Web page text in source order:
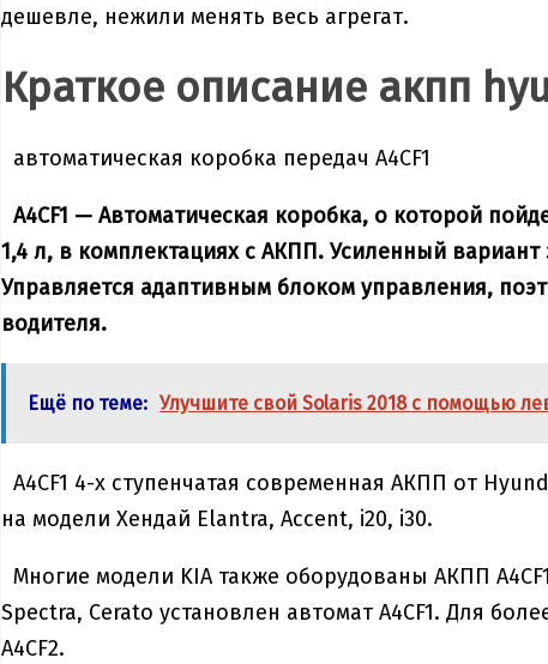
дешевле, нежили менять весь агрегат.
Краткое описание акпп
автоматическая коробка передач A4CF1
A4CF1 — Автоматическая коробка, о которой
1,4 л, в комплектациях с АКПП. Усиленный
Управляется адаптивным блоком управления,
водителя.
Ещё по теме: Улучшите свой Solaris 2018 с помощью
A4CF1 4-х ступенчатая современная АКПП от
на модели Хендай Elantra, Accent, i20, i30.
Многие модели KIA также оборудованы АКПП
Spectra, Cerato установлен автомат A4CF1. Для
A4CF2.